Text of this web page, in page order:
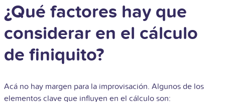
¿Qué factores hay que
considerar en el cálculo
de finiquito?
Acá no hay margen para la improvisación. Algunos de los
elementos clave que influyen en el cálculo son: